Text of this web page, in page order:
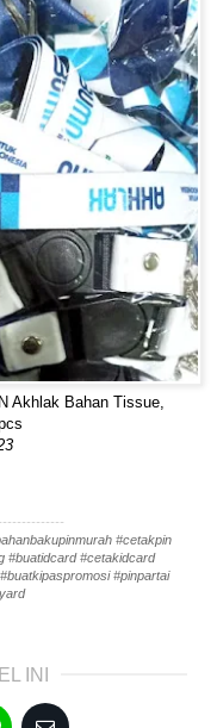
Akhlak Bahan Tissue,
#cetakpin
#buatidcard #cetakidcard
#pinpartai
INI